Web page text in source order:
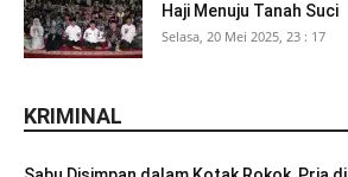
Haji Menuju Tanah Suci
Selasa, 20 Mei 2025, 23 : 17
KRIMINAL